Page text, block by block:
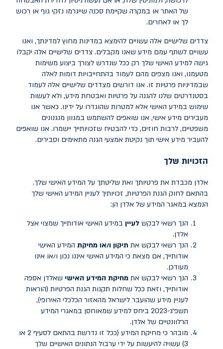
של האתר או במקרה שקיימת סכנה שייגרמו נזקי גוף או רכוש
לך או לאחרים.
צדדים שלישיים אלה עשויים להימצא במדינות מחוץ למדינתך, ואנו
עשויים לשתף עמם מידע שאנו מקבלים. צדדים שלישיים אלה יקבלו
גישה למידע האישי שלך רק ככל שנדרש לצורך ביצוע משימות
מטעמנו, ואנו מצפים מהם לעמוד בהתחייבויות דומות לאלה
שבמדיניות פרטיות זו. אנו דורשים מצדדים שלישיים אלה לעמוד
בסטנדרטים שלנו להגנה על פרטיות ואבטחת מידע, ולא לעשות
שימוש במידע האישי אלא למטרות שהוגדרו על ידינו. כאשר אנו
מעבירים מידע אישי, אנו שואפים להשתמש במגוון מנגנונים
משפטיים, לרבות חוזים, כדי להבטיח שזכויותייך יישמרו. אנו שואפים
להעביר מידע אישי תוך נקיטת אמצעי הגנה מתאימים וסבירים.
הזכויות שלך
אלדן מכבדת את פרטיותך ואת שליטתך על המידע האישי שלך.
בהתאם לחוק הגנת הפרטיות, זכויותיך לעניין המידע האישי שלך
הנמצא במאגר המידע של אלדן הן:
הנך רשאי לבקש לעיין במידע האישי אודותייך שמצוי אצל
אלדן.
הנך רשאי לבקש את תיקון ו/או מחיקת המידע האישי
אודותייך, אם מצאת כי המידע האישי איננו נכון ו/או אינו
מעודכן.
הנך רשאי לבקש את מחיקת המידע האישי שאלדן אספה
אודותייך, וזאת ככל שחלות תקנות הגנת הפרטיות (הוראות
לעניין מידע שהועבר לישראל מהאזור הכלכלי האירופי),
תשפ״ג-2023 ביחס למידע שמאוחסן במאגרי המידע
הרלוונטיים של אלדן.
מובהר כי מחיקת המידע (ככל זו נדרשת בהתאם לסעיף 2 או
3) עשויה להיעשות על ידי ערבול הנתונים האישיים שלך